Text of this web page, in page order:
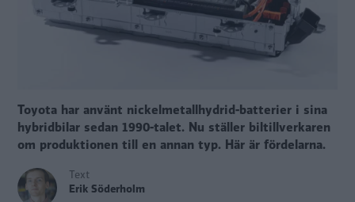
Toyota har använt nickelmetallhydrid-batterier i sina
hybridbilar sedan 1990-talet. Nu ställer biltillverkaren
om produktionen till en annan typ. Här är fördelarna.
Text
Erik Söderholm